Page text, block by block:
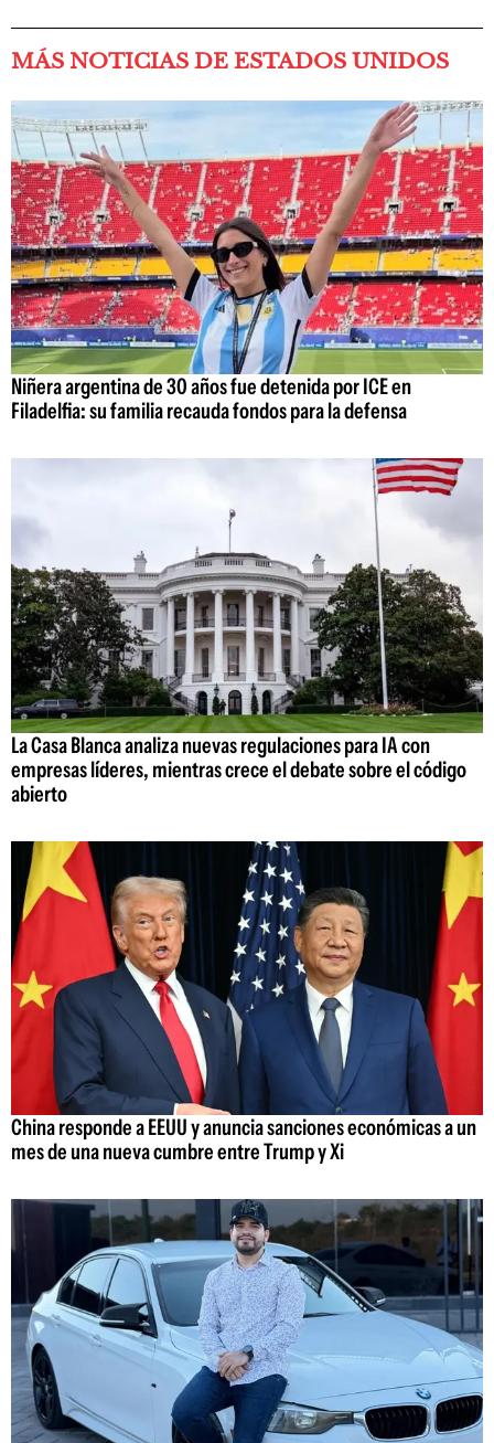
MÁS NOTICIAS DE ESTADOS UNIDOS
Niñera argentina de 30 años fue detenida por ICE en
Filadelfia: su familia recauda fondos para la defensa
La Casa Blanca analiza nuevas regulaciones para IA con
empresas líderes, mientras crece el debate sobre el código
abierto
China responde a EEUU y anuncia sanciones económicas a un
mes de una nueva cumbre entre Trump y Xi